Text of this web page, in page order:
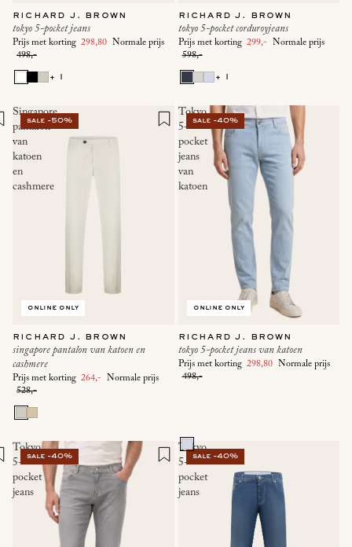
richard j. brown
tokyo 5-pocket jeans
Prijs met korting 298,80 Normale prijs
498,-
+ 1
richard j. brown
tokyo 5-pocket corduroyjeans
Prijs met korting 299,-
Normale prijs
598,-
+ 1
Singapore
pantalon
van
katoen
en
cashmere
sale -50%
online only
richard j. brown
singapore pantalon van katoen en
cashmere
Prijs met korting 264,- Normale prijs
528,-
Tokyo
5-
pocket
jeans
van
katoen
sale -40%
online only
richard j. brown
tokyo 5-pocket jeans van katoen
Prijs met korting 298,80
Normale prijs
498,-
Tokyo
5-
pocket
jeans
sale -40%
Tokyo
5-
pocket
jeans
sale -40%